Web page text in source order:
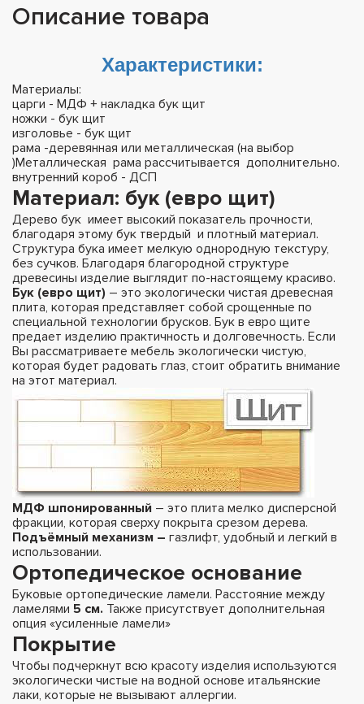
Описание товара
Характеристики:
Материалы:
царги - МДФ + накладка бук щит
ножки - бук щит
изголовье - бук щит
рама -деревянная или металлическая (на выбор
)Металлическая рама рассчитывается дополнительно.
внутренний короб - ДСП
Материал: бук (евро щит)
Дерево бук имеет высокий показатель прочности,
благодаря этому бук твердый и плотный материал.
Структура бука имеет мелкую однородную текстуру,
без сучков. Благодаря благородной структуре
древесины изделие выглядит по-настоящему красиво.
Бук (евро щит) – это экологически чистая древесная
плита, которая представляет собой срощенные по
специальной технологии брусков. Бук в евро щите
предает изделию практичность и долговечность. Если
Вы рассматриваете мебель экологически чистую,
которая будет радовать глаз, стоит обратить внимание
на этот материал.
МДФ шпонированный – это плита мелко дисперсной
фракции, которая сверху покрыта срезом дерева.
Подъёмный механизм – газлифт, удобный и легкий в
использовании.
Ортопедическое основание
Буковые ортопедические ламели. Расстояние между
ламелями 5 см. Также присутствует дополнительная
опция «усиленные ламели»
Покрытие
Чтобы подчеркнут всю красоту изделия используются
экологически чистые на водной основе итальянские
лаки, которые не вызывают аллергии.